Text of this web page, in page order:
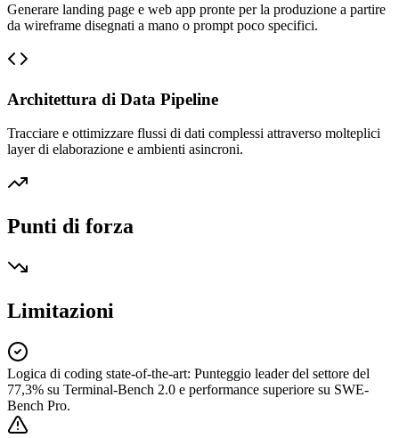
Generare landing page e web app pronte per la produzione a partire
da wireframe disegnati a mano o prompt poco specifici.
Architettura di Data Pipeline
Tracciare e ottimizzare flussi di dati complessi attraverso molteplici
layer di elaborazione e ambienti asincroni.
Punti di forza
Limitazioni
Logica di coding state-of-the-art: Punteggio leader del settore del
77,3% su Terminal-Bench 2.0 e performance superiore su SWE-
Bench Pro.